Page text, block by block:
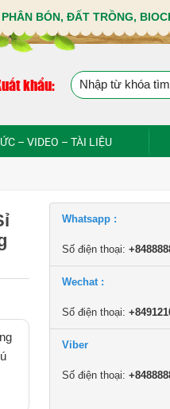
BÓN, ĐẤT TRỒNG,
khẩu:
– VIDEO – TÀI LIỆU
Whatsapp :
Số điện thoại:
Wechat :
Số điện thoại:
Viber
Số điện thoại: